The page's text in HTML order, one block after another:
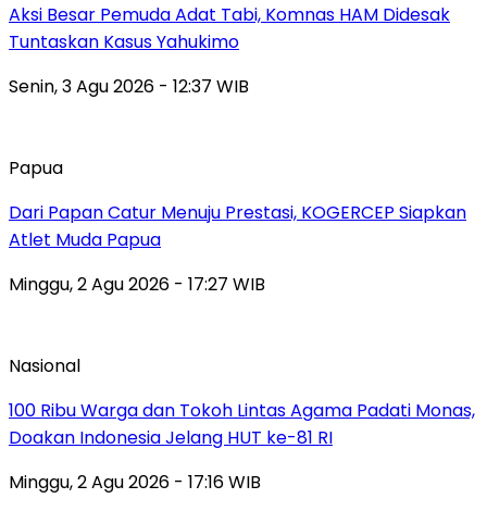
Aksi Besar Pemuda Adat Tabi, Komnas HAM Didesak
Tuntaskan Kasus Yahukimo
Senin, 3 Agu 2026 - 12:37 WIB
Papua
Dari Papan Catur Menuju Prestasi, KOGERCEP Siapkan
Atlet Muda Papua
Minggu, 2 Agu 2026 - 17:27 WIB
Nasional
100 Ribu Warga dan Tokoh Lintas Agama Padati Monas,
Doakan Indonesia Jelang HUT ke-81 RI
Minggu, 2 Agu 2026 - 17:16 WIB